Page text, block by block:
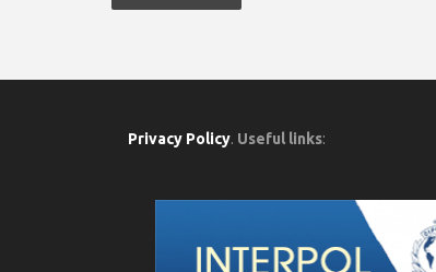
Privacy Policy. Useful links: